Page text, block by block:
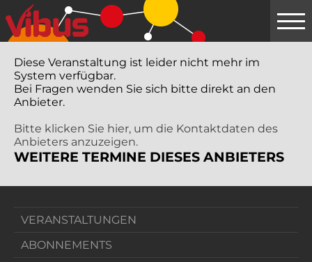
Springe
zum
Hauptinhalt
Diese Veranstaltung ist leider nicht mehr im
System verfügbar.
Bei Fragen wenden Sie sich bitte direkt an den
Anbieter.
Bitte klicken Sie hier, um die Kontaktdaten des
Anbieters anzuzeigen.
WEITERE TERMINE DIESES ANBIETERS
VERANSTALTUNGEN
ABONNEMENTS